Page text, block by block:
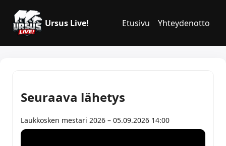
Ursus Live! Etusivu Yhteydenotto
Seuraava lähetys
Laukkosken mestari 2026 – 05.09.2026 14:00